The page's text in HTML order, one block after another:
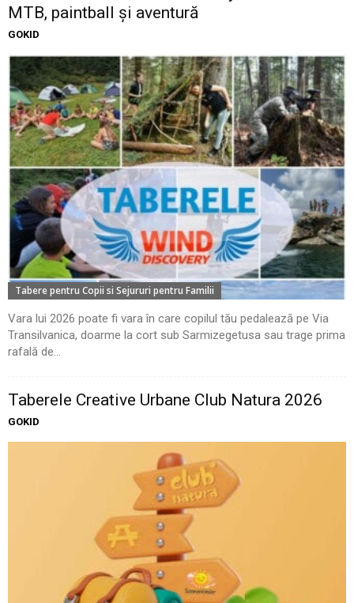
MTB, paintball și aventură
GOKID
Tabere pentru Copii si Sejururi pentru Familii
Vara lui 2026 poate fi vara în care copilul tău pedalează pe Via
Transilvanica, doarme la cort sub Sarmizegetusa sau trage prima
rafală de...
Taberele Creative Urbane Club Natura 2026
GOKID